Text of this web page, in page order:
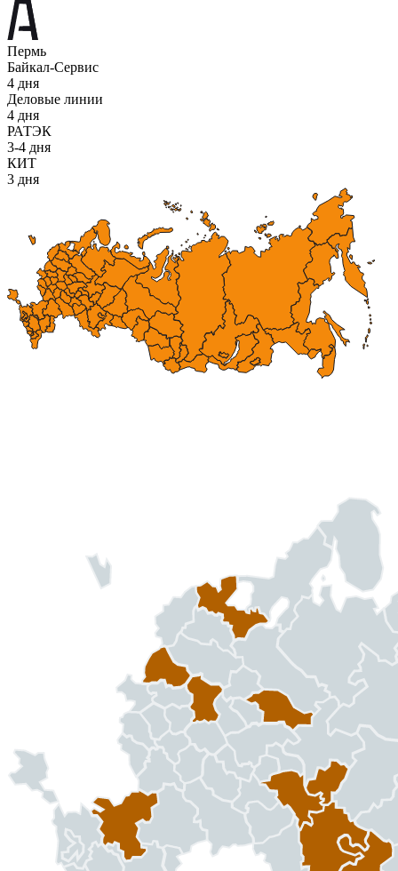
Пермь
Байкал-Сервис
4 дня
Деловые линии
4 дня
РАТЭК
3-4 дня
КИТ
3 дня